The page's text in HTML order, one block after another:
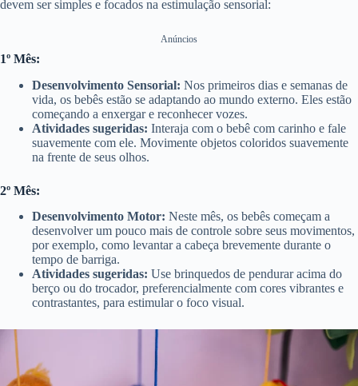
devem ser simples e focados na estimulação sensorial:
Anúncios
1º Mês:
Desenvolvimento Sensorial: Nos primeiros dias e semanas de
vida, os bebês estão se adaptando ao mundo externo. Eles estão
começando a enxergar e reconhecer vozes.
Atividades sugeridas: Interaja com o bebê com carinho e fale
suavemente com ele. Movimente objetos coloridos suavemente
na frente de seus olhos.
2º Mês:
Desenvolvimento Motor: Neste mês, os bebês começam a
desenvolver um pouco mais de controle sobre seus movimentos,
por exemplo, como levantar a cabeça brevemente durante o
tempo de barriga.
Atividades sugeridas: Use brinquedos de pendurar acima do
berço ou do trocador, preferencialmente com cores vibrantes e
contrastantes, para estimular o foco visual.